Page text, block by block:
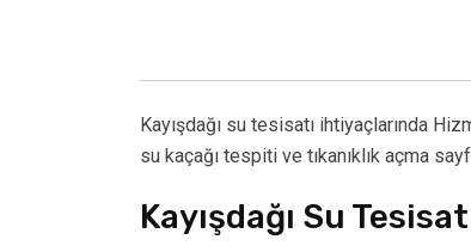
Kayışdağı su tesisatı ihtiyaçlarında
su kaçağı tespiti ve tıkanıklık açma
Kayışdağı Su